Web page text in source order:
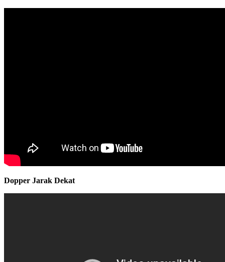
Dopper Jarak Dekat